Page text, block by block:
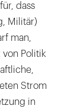
dass
Militär)
man,
Politik
Strom
in